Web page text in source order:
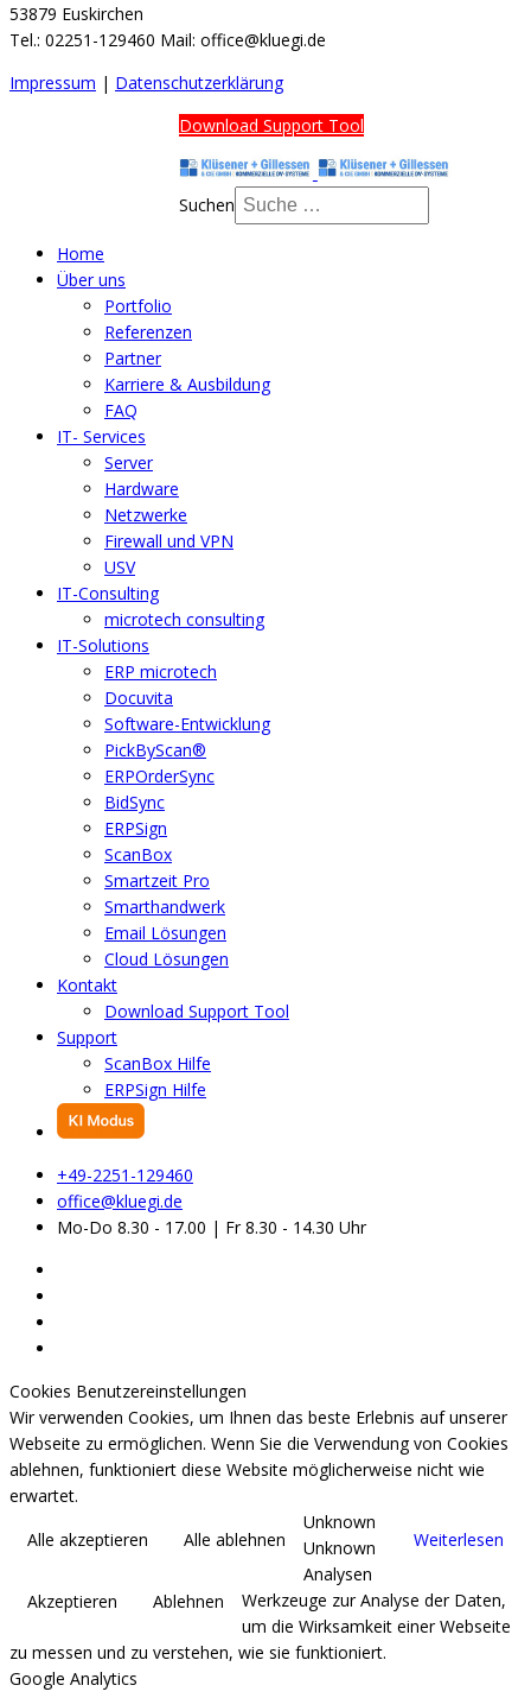
53879 Euskirchen
Tel.: 02251-129460 Mail: office@kluegi.de
Impressum | Datenschutzerklärung
Download Support Tool
Suchen
Home
Über uns
Portfolio
Referenzen
Partner
Karriere & Ausbildung
FAQ
IT- Services
Server
Hardware
Netzwerke
Firewall und VPN
USV
IT-Consulting
microtech consulting
IT-Solutions
ERP microtech
Docuvita
Software-Entwicklung
PickByScan®
ERPOrderSync
BidSync
ERPSign
ScanBox
Smartzeit Pro
Smarthandwerk
Email Lösungen
Cloud Lösungen
Kontakt
Download Support Tool
Support
ScanBox Hilfe
ERPSign Hilfe
+49-2251-129460
office@kluegi.de
Mo-Do 8.30 - 17.00 | Fr 8.30 - 14.30 Uhr
Cookies Benutzereinstellungen
Wir verwenden Cookies, um Ihnen das beste Erlebnis auf unserer
Webseite zu ermöglichen. Wenn Sie die Verwendung von Cookies
ablehnen, funktioniert diese Website möglicherweise nicht wie
erwartet.
Alle akzeptieren
Alle ablehnen Weiterlesen
Unknown
Unknown
Akzeptieren Ablehnen
Analysen
Werkzeuge zur Analyse der Daten,
um die Wirksamkeit einer Webseite
zu messen und zu verstehen, wie sie funktioniert.
Google Analytics